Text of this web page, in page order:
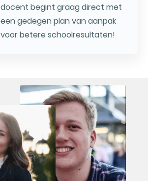
docent begint graag direct met
een gedegen plan van aanpak
voor betere schoolresultaten!